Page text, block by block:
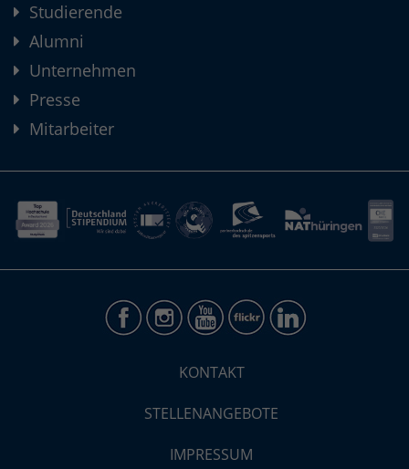
Studierende
Alumni
Unternehmen
Presse
Mitarbeiter
KONTAKT
STELLENANGEBOTE
IMPRESSUM